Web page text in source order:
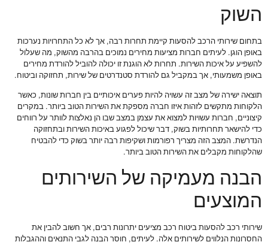
השוק
בתחום שירותי הרכב להסעות קיימת תחרות רבה, אך לא כל התחרויות נערכות
באופן הוגן. לעיתים חברות מציעות מחירים נמוכים בהרבה מהשוק, מה שעלול
להשפיע על איכות השירות. תחרות לא הוגנת זו יכולה להוביל להורדת מחירים
באופן משמעותי, אך במקביל גם להורדת סטנדרטים של שירות, תחזוקה וביטוח.
תוצאה ישירה של מצב זה עשויה להיות פערים איכותיים בין חברות שונות, כאשר
הלקוחות מתקשים לזהות איזו חברה מספקת את השירות הטוב ביותר. במקרים
קיצוניים, חברות עשויות למצוא את עצמן במצב שבו הן נאלצות לוותר על רווחים
כדי להישאר תחרותיות בשוק, דבר שיכול לפגוע באיכות השירות ובתחזוקה
הנדרשת. המצב הזה מצריך רפורמות ושקיפות רבה יותר בשוק כדי להבטיח
שהלקוחות מקבלים את השירות הטוב ביותר.
הבנה מעמיקה של השירותים
המוצעים
שירותי רכב להסעות ביטוח רכב מציעים יתרונות רבים, אך חשוב להבין את
החסרונות הנלווים לשירותים אלה. לעיתים, חוסר הבנה לגבי התנאים וההגבלות